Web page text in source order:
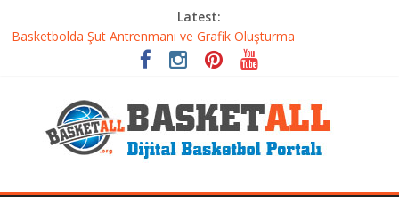
Latest:
Basketbolcu Beslenmesi: Performansı Artıran Bilimsel
Basketbolda Şut Antrenmanı ve Grafik Oluşturma
Dünyanın En İyi Basketbol Takımı: Gerçek Şampiyon Kim?
Etkili Basketbol Antrenmanı Nasıl Olmalı